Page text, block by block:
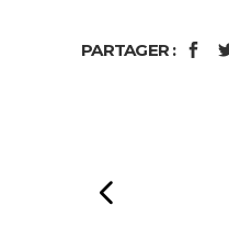
PARTAGER :